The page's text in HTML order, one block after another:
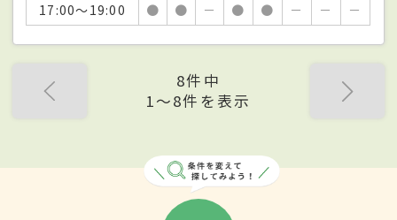
17:00～19:00
● ● － ● ● － － －
8件中
1〜8件を表示